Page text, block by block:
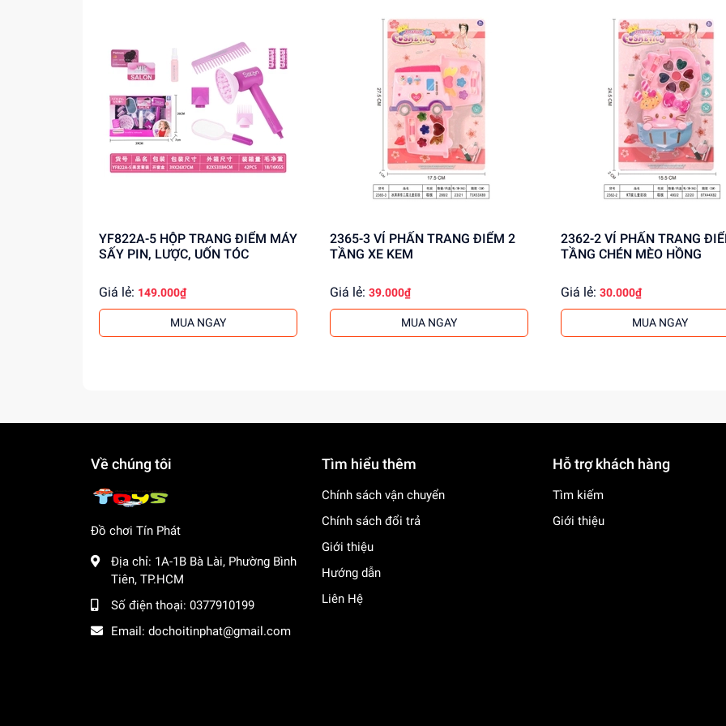
YF822A-5 HỘP TRANG ĐIỂM MÁY
SẤY PIN, LƯỢC, UỐN TÓC
Giá lẻ: 149.000₫
MUA NGAY
2365-3 VỈ PHẤN TRANG ĐIỂM 2
TẦNG XE KEM
Giá lẻ: 39.000₫
MUA NGAY
2362-2 VỈ PHẤN TRANG ĐIỂM 1
TẦNG CHÉN MÈO HỒNG
Giá lẻ: 30.000₫
MUA NGAY
Về chúng tôi
Đồ chơi Tín Phát
Địa chỉ: 1A-1B Bà Lài, Phường Bình
Tiên, TP.HCM
Số điện thoại: 0377910199
Email: dochoitinphat@gmail.com
Tìm hiểu thêm
Chính sách vận chuyển
Chính sách đổi trả
Giới thiệu
Hướng dẫn
Liên Hệ
Hỗ trợ khách hàng
Tìm kiếm
Giới thiệu